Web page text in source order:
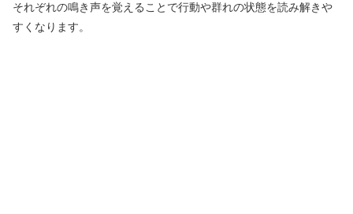
それぞれの鳴き声を覚えることで行動や群れの状態を読み解きや
すくなります。